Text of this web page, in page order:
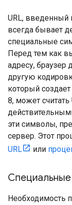
URL, введенный
всегда бывает
специальные
Перед тем как
адресу, браузер
другую
который
8, может
эти символы,
сервер. Этот
URL
или
Необходимость